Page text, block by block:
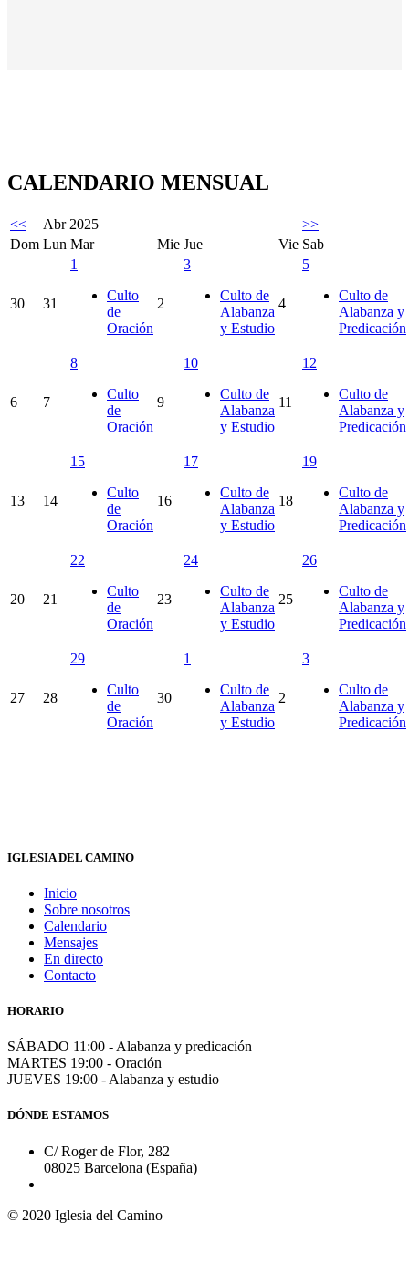
CALENDARIO MENSUAL
<< Abr 2025
>>
Dom Lun Mar Mie Jue Vie Sab
30 31
1
Culto
de
Oración
2
3
Culto de
Alabanza
y Estudio
4
5
Culto de
Alabanza y
Predicación
6 7
8
Culto
de
Oración
9
10
Culto de
Alabanza
y Estudio
11
12
Culto de
Alabanza y
Predicación
13 14
15
Culto
de
Oración
16
17
Culto de
Alabanza
y Estudio
18
19
Culto de
Alabanza y
Predicación
20 21
22
Culto
de
Oración
23
24
Culto de
Alabanza
y Estudio
25
26
Culto de
Alabanza y
Predicación
27 28
29
Culto
de
Oración
30
1
Culto de
Alabanza
y Estudio
2
3
Culto de
Alabanza y
Predicación
IGLESIA DEL CAMINO
Inicio
Sobre nosotros
Calendario
Mensajes
En directo
Contacto
HORARIO
SÁBADO 11:00 - Alabanza y predicación
MARTES 19:00 - Oración
JUEVES 19:00 - Alabanza y estudio
DÓNDE ESTAMOS
C/ Roger de Flor, 282
08025 Barcelona (España)
© 2020 Iglesia del Camino